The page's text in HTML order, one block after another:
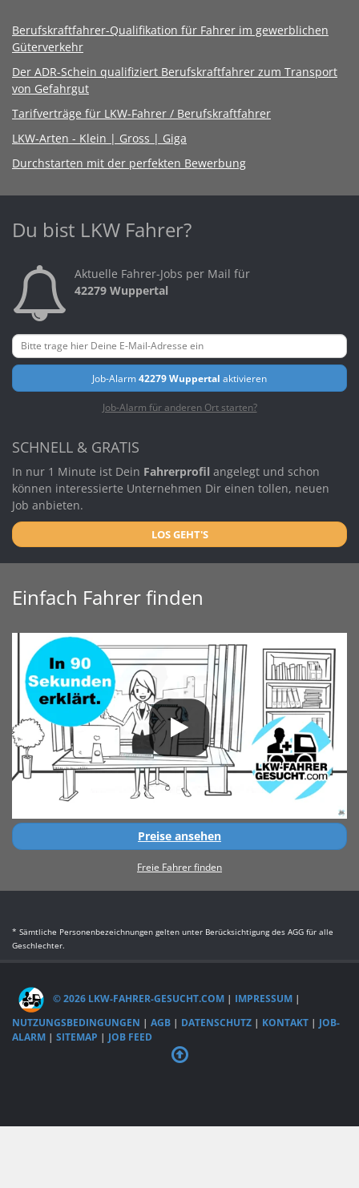
Berufskraftfahrer-Qualifikation für Fahrer im gewerblichen
Güterverkehr
Der ADR-Schein qualifiziert Berufskraftfahrer zum Transport
von Gefahrgut
Tarifverträge für LKW-Fahrer / Berufskraftfahrer
LKW-Arten - Klein | Gross | Giga
Durchstarten mit der perfekten Bewerbung
Du bist LKW Fahrer?
Aktuelle Fahrer-Jobs per Mail für
42279 Wuppertal
Job-Alarm42279 Wuppertal aktivieren
Job-Alarm für anderen Ort starten?
SCHNELL & GRATIS
In nur 1 Minute ist Dein Fahrerprofil angelegt und schon
können interessierte Unternehmen Dir einen tollen, neuen
Job anbieten.
LOS GEHT'S
Einfach Fahrer finden
Preise ansehen
Freie Fahrer finden
* Sämtliche Personenbezeichnungen gelten unter Berücksichtigung des AGG für alle
Geschlechter.
© 2026 LKW-FAHRER-GESUCHT.COM | IMPRESSUM |
NUTZUNGSBEDINGUNGEN | AGB | DATENSCHUTZ | KONTAKT | JOB-
ALARM | SITEMAP | JOB FEED